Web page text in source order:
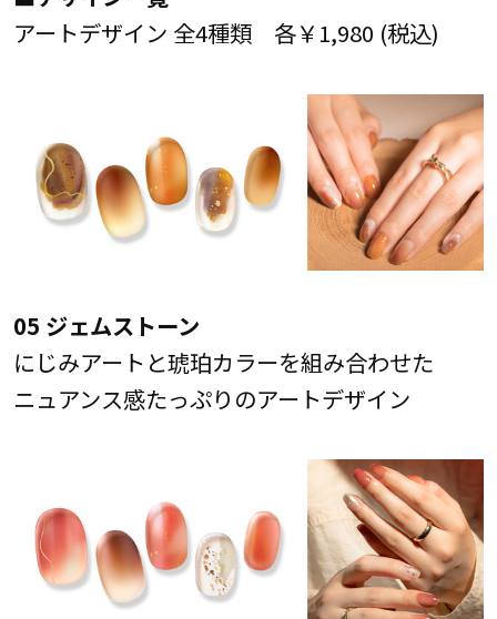
アートデザイン 全4種類 各￥1,980 (税込)
05 ジェムストーン
にじみアートと琥珀カラーを組み合わせた
ニュアンス感たっぷりのアートデザイン